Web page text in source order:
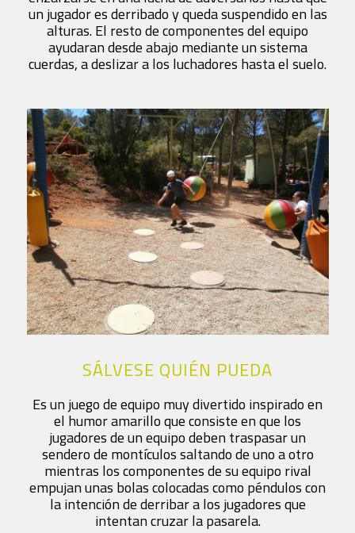
un jugador es derribado y queda suspendido en las
alturas. El resto de componentes del equipo
ayudaran desde abajo mediante un sistema
cuerdas, a deslizar a los luchadores hasta el suelo.
SÁLVESE QUIÉN PUEDA
Es un juego de equipo muy divertido inspirado en
el humor amarillo que consiste en que los
jugadores de un equipo deben traspasar un
sendero de montículos saltando de uno a otro
mientras los componentes de su equipo rival
empujan unas bolas colocadas como péndulos con
la intención de derribar a los jugadores que
intentan cruzar la pasarela.